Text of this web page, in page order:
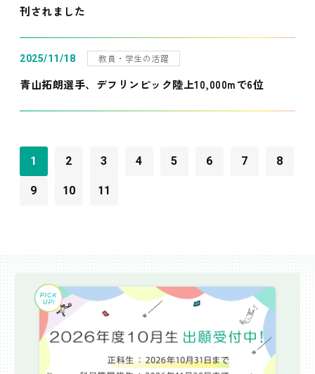
刊されました
2025/11/18 教員・学生の活躍
青山拓朗選手、デフリンピック陸上10,000mで6位
1 2 3 4 5 6 7 8
9 10 11